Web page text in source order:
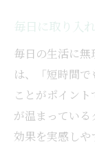
毎日に取り入
毎日の生活に
は、「短時間で
ことがポイン
が温まっている
効果を実感しや